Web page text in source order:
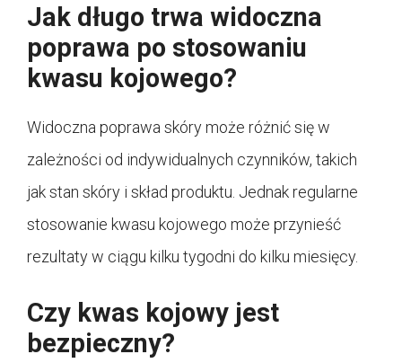
Jak długo trwa widoczna
poprawa po stosowaniu
kwasu kojowego?
Widoczna poprawa skóry może różnić się w
zależności od indywidualnych czynników, takich
jak stan skóry i skład produktu. Jednak regularne
stosowanie kwasu kojowego może przynieść
rezultaty w ciągu kilku tygodni do kilku miesięcy.
Czy kwas kojowy jest
bezpieczny?